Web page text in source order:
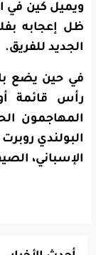
ويميل كين في
ظل إعجابه
الجديد للفريق.
في حين يضع
رأس قائمة
المهاجمون
البولندي
الإسباني،